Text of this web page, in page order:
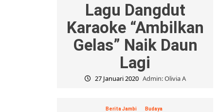
Lagu Dangdut
Karaoke “Ambilkan
Gelas” Naik Daun
Lagi
27 Januari 2020 Admin: Olivia A
Berita Jambi Budaya